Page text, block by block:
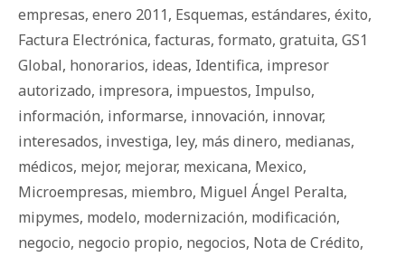
empresas, enero 2011, Esquemas, estándares, éxito,
Factura Electrónica, facturas, formato, gratuita, GS1
Global, honorarios, ideas, Identifica, impresor
autorizado, impresora, impuestos, Impulso,
información, informarse, innovación, innovar,
interesados, investiga, ley, más dinero, medianas,
médicos, mejor, mejorar, mexicana, Mexico,
Microempresas, miembro, Miguel Ángel Peralta,
mipymes, modelo, modernización, modificación,
negocio, negocio propio, negocios, Nota de Crédito,